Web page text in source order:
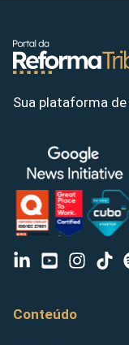
Sua plataforma
Conteúdo